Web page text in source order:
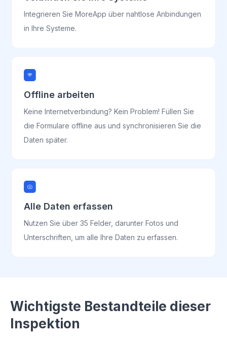
Integrieren Sie MoreApp über nahtlose Anbindungen
in Ihre Systeme.
Offline arbeiten
Keine Internetverbindung? Kein Problem! Füllen Sie
die Formulare offline aus und synchronisieren Sie die
Daten später.
Alle Daten erfassen
Nutzen Sie über 35 Felder, darunter Fotos und
Unterschriften, um alle Ihre Daten zu erfassen.
Wichtigste Bestandteile dieser
Inspektion